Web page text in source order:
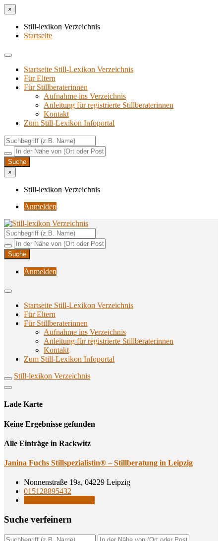
×
Still-lexikon Verzeichnis
Startseite
Startseite Still-Lexikon Verzeichnis
Für Eltern
Für Stillberaterinnen
Aufnahme ins Verzeichnis
Anlei­tung für regis­trier­te Stillberaterinnen
Kon­takt
Zum Still-Lexikon Infoportal
×
Still-lexikon Verzeichnis
Anmelden
Still-lexikon Verzeichnis
Unterstützungsangebote rund ums Stillen
Anmelden
Startseite Still-Lexikon Verzeichnis
Für Eltern
Für Stillberaterinnen
Aufnahme ins Verzeichnis
Anlei­tung für regis­trier­te Stillberaterinnen
Kon­takt
Zum Still-Lexikon Infoportal
Still-lexikon Verzeichnis
Lade Karte
Кeine Ergebnisse gefunden
Alle Einträge in Rackwitz
Jani­na Fuchs Still­spe­zia­lis­tin® – Still­be­ra­tung in Leipzig
Nonnenstraße 19a, 04229 Leipzig
015128895432
Suche ver­fei­nern